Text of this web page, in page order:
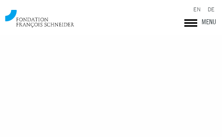
MENU
EN DE